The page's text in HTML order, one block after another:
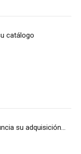
catálogo
su adquisición